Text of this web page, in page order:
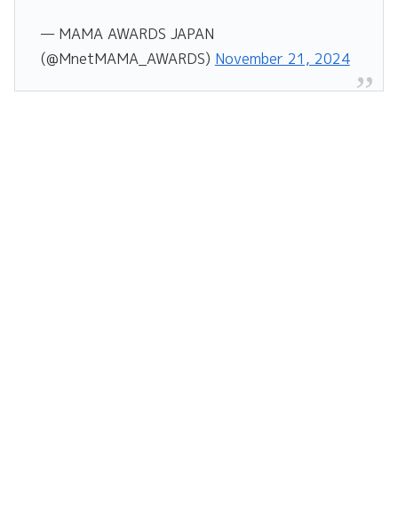
— MAMA AWARDS JAPAN
(@MnetMAMA_AWARDS) November 21, 2024